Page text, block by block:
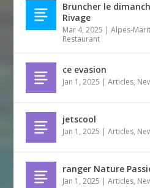
Bruncher le
Rivage
Mar 4, 2025 |Alpes-
Restaurant
ce evasion
Jan 1, 2025 |Articles,
jetscool
Jan 1, 2025 |Articles,
ranger Nature
Jan 1, 2025 |Articles,